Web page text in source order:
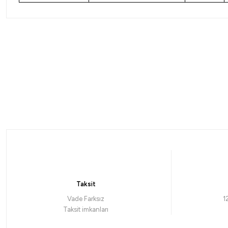
Taksit
Vade Farksız
Taksit imkanları